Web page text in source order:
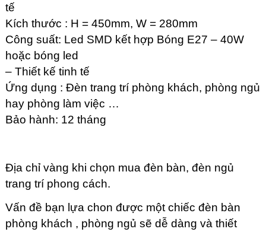
tế
Kích thước : H = 450mm, W = 280mm
Công suất: Led SMD kết hợp Bóng E27 – 40W
hoặc bóng led
– Thiết kế tinh tế
Ứng dụng : Đèn trang trí phòng khách, phòng ngủ
hay phòng làm việc …
Bảo hành: 12 tháng
Địa chỉ vàng khi chọn mua đèn bàn, đèn ngủ
trang trí phong cách.
Vấn đề bạn lựa chon được một chiếc đèn bàn
phòng khách , phòng ngủ sẽ dễ dàng và thiết